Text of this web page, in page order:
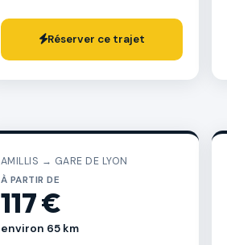
Réserver ce trajet
AMILLIS → GARE DE LYON
À PARTIR DE
117 €
environ 65 km